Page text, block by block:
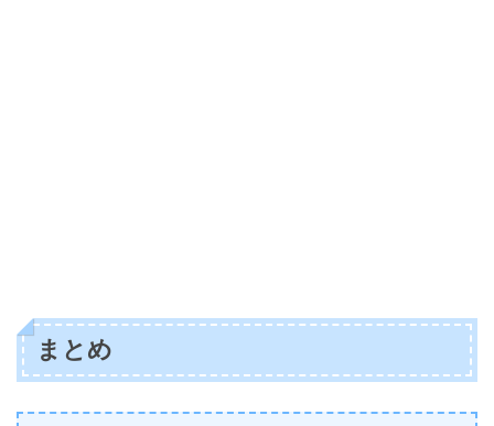
まとめ